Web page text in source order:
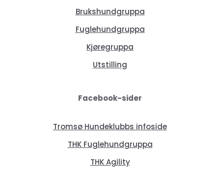
Brukshundgruppa
Fuglehundgruppa
Kjøregruppa
Utstilling
Facebook-sider
Tromsø Hundeklubbs infoside
THK Fuglehundgruppa
THK Agility